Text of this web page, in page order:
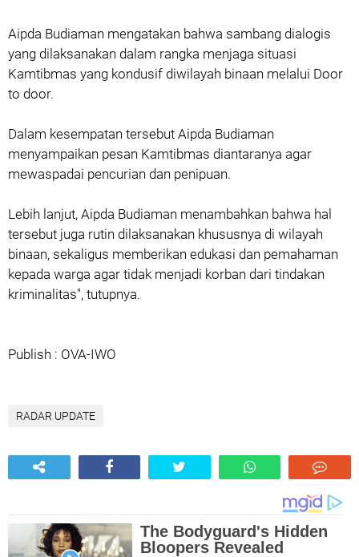
Aipda Budiaman mengatakan bahwa sambang dialogis
yang dilaksanakan dalam rangka menjaga situasi
Kamtibmas yang kondusif diwilayah binaan melalui Door
to door.
Dalam kesempatan tersebut Aipda Budiaman
menyampaikan pesan Kamtibmas diantaranya agar
mewaspadai pencurian dan penipuan.
Lebih lanjut, Aipda Budiaman menambahkan bahwa hal
tersebut juga rutin dilaksanakan khususnya di wilayah
binaan, sekaligus memberikan edukasi dan pemahaman
kepada warga agar tidak menjadi korban dari tindakan
kriminalitas", tutupnya.
Publish : OVA-IWO
RADAR UPDATE